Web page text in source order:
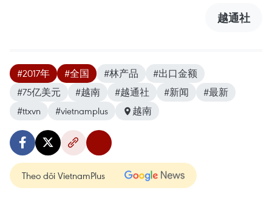
越通社
#2017年 #全国 #林产品
#出口金额
#75亿美元
#越南 #越通社 #新闻
#最新
#ttxvn
#vietnamplus 越南
Theo dõi VietnamPlus